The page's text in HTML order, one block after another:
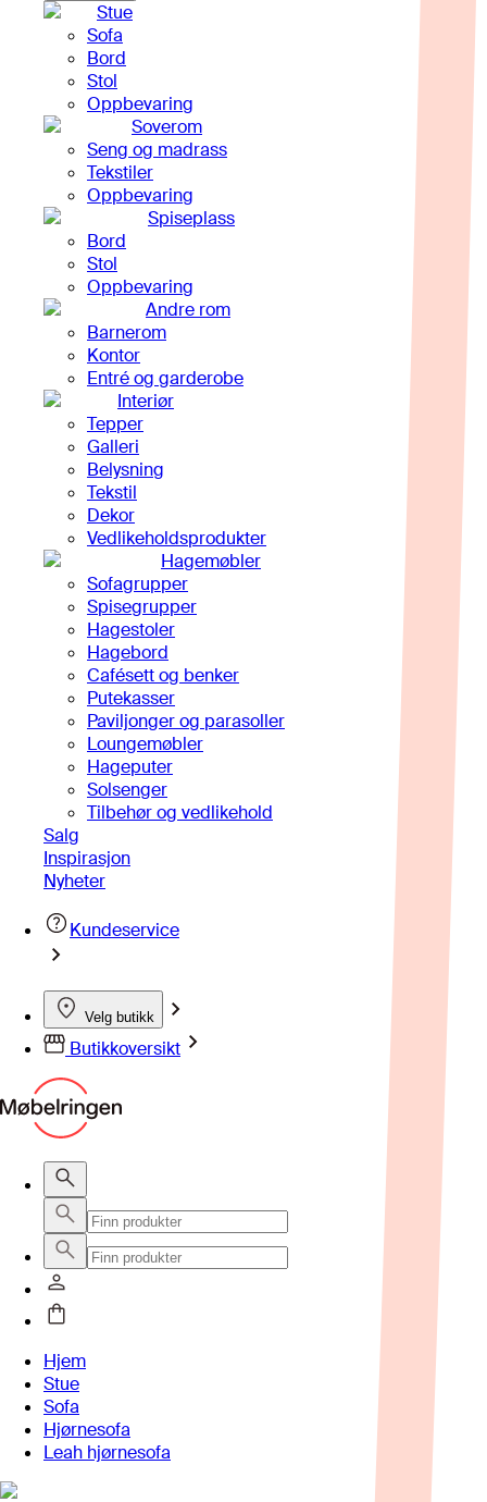
Stue
Sofa
Bord
Stol
Oppbevaring
Soverom
Seng og madrass
Tekstiler
Oppbevaring
Spiseplass
Bord
Stol
Oppbevaring
Andre rom
Barnerom
Kontor
Entré og garderobe
Interiør
Tepper
Galleri
Belysning
Tekstil
Dekor
Vedlikeholdsprodukter
Hagemøbler
Sofagrupper
Spisegrupper
Hagestoler
Hagebord
Cafésett og benker
Putekasser
Paviljonger og parasoller
Loungemøbler
Hageputer
Solsenger
Tilbehør og vedlikehold
Salg
Inspirasjon
Nyheter
Kundeservice
Velg butikk
Butikkoversikt
Hjem
Stue
Sofa
Hjørnesofa
Leah hjørnesofa